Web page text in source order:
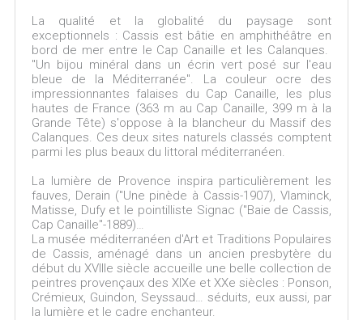
La qualité et la globalité du paysage sont
exceptionnels : Cassis est bâtie en amphithéâtre en
bord de mer entre le Cap Canaille et les Calanques.
"Un bijou minéral dans un écrin vert posé sur l'eau
bleue de la Méditerranée". La couleur ocre des
impressionnantes falaises du Cap Canaille, les plus
hautes de France (363 m au Cap Canaille, 399 m à la
Grande Tête) s'oppose à la blancheur du Massif des
Calanques. Ces deux sites naturels classés comptent
parmi les plus beaux du littoral méditerranéen.
La lumière de Provence inspira particulièrement les
fauves, Derain ("Une pinède à Cassis-1907), Vlaminck,
Matisse, Dufy et le pointilliste Signac ("Baie de Cassis,
Cap Canaille"-1889)…
La musée méditerranéen d'Art et Traditions Populaires
de Cassis, aménagé dans un ancien presbytère du
début du XVIIIe siècle accueille une belle collection de
peintres provençaux des XIXe et XXe siècles : Ponson,
Crémieux, Guindon, Seyssaud… séduits, eux aussi, par
la lumière et le cadre enchanteur.